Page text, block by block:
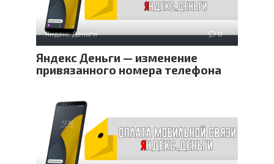
Яндекс Деньги 0
Яндекс Деньги — изменение
привязанного номера телефона